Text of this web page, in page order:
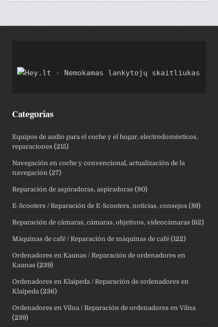
Categorías
Equipos de audio para el coche y el hogar, electrodomésticos,
reparaciones (215)
Navegación en coche y convencional, actualización de la
navegación (27)
Reparación de aspiradoras, aspiradoras (90)
E-Scooters / Reparación de E-Scooters, noticias, consejos (89)
Reparación de cámaras, cámaras, objetivos, videocámaras (62)
Máquinas de café / Reparación de máquinas de café (122)
Ordenadores en Kaunas / Reparación de ordenadores en
Kaunas (239)
Ordenadores en Klaipeda / Reparación de ordenadores en
Klaipeda (236)
Ordenadores en Vilna / Reparación de ordenadores en Vilna
(239)